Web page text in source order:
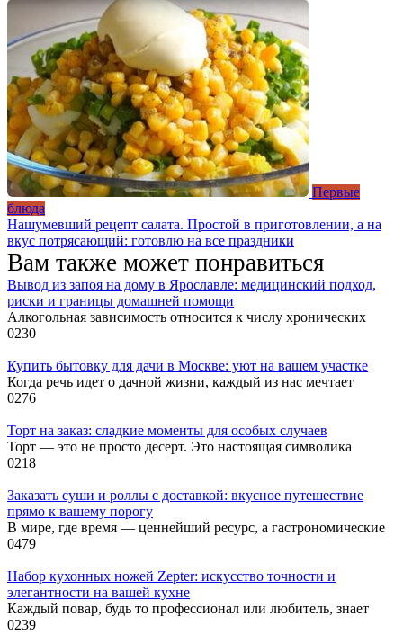
Первые
блюда
Нашумевший рецепт салата. Простой в приготовлении, а на
вкус потрясающий: готовлю на все праздники
Вам также может понравиться
Вывод из запоя на дому в Ярославле: медицинский подход,
риски и границы домашней помощи
Алкогольная зависимость относится к числу хронических
0230
Купить бытовку для дачи в Москве: уют на вашем участке
Когда речь идет о дачной жизни, каждый из нас мечтает
0276
Торт на заказ: сладкие моменты для особых случаев
Торт — это не просто десерт. Это настоящая символика
0218
Заказать суши и роллы с доставкой: вкусное путешествие
прямо к вашему порогу
В мире, где время — ценнейший ресурс, а гастрономические
0479
Набор кухонных ножей Zepter: искусство точности и
элегантности на вашей кухне
Каждый повар, будь то профессионал или любитель, знает
0239